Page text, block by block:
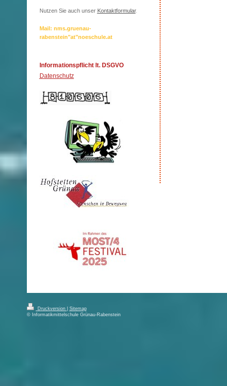
Nutzen Sie auch unser Kontaktformular.
Mail: nms.gruenau-
rabenstein"at"noeschule.at
Informationspflicht lt. DSGVO
Datenschutz
Druckversion
Sitemap
© Informatikmittelschule Grünau-Rabenstein